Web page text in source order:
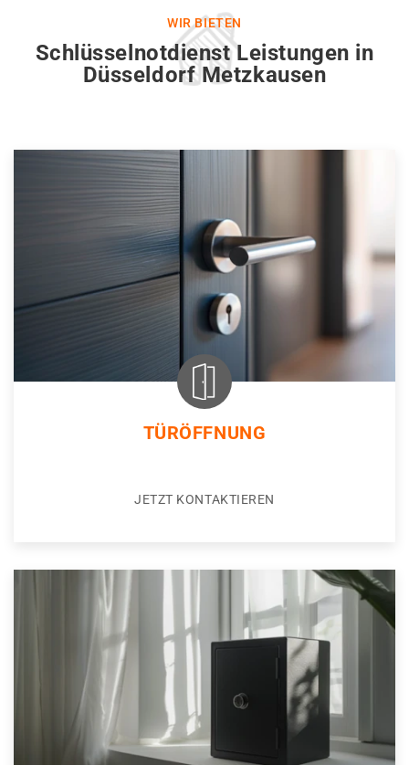
WIR BIETEN
Schlüsselnotdienst Leistungen in
Düsseldorf Metzkausen
TÜRÖFFNUNG
JETZT KONTAKTIEREN